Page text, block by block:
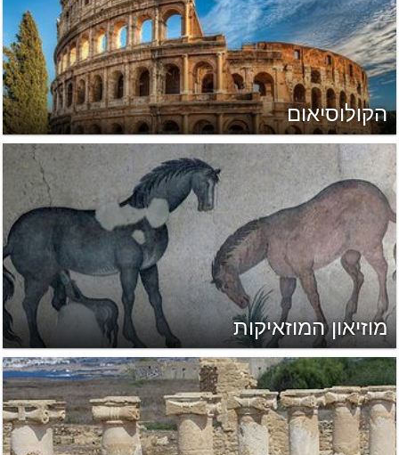
הקולוסיאום
מוזיאון המוזאיקות